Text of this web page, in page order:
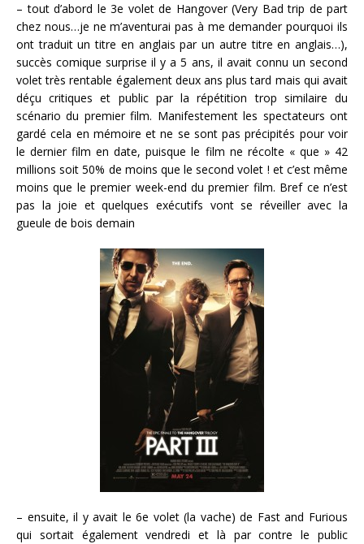
– tout d’abord le 3e volet de Hangover (Very Bad trip de part
chez nous…je ne m’aventurai pas à me demander pourquoi ils
ont traduit un titre en anglais par un autre titre en anglais…),
succès comique surprise il y a 5 ans, il avait connu un second
volet très rentable également deux ans plus tard mais qui avait
déçu critiques et public par la répétition trop similaire du
scénario du premier film. Manifestement les spectateurs ont
gardé cela en mémoire et ne se sont pas précipités pour voir
le dernier film en date, puisque le film ne récolte « que » 42
millions soit 50% de moins que le second volet ! et c’est même
moins que le premier week-end du premier film. Bref ce n’est
pas la joie et quelques exécutifs vont se réveiller avec la
gueule de bois demain
– ensuite, il y avait le 6e volet (la vache) de Fast and Furious
qui sortait également vendredi et là par contre le public